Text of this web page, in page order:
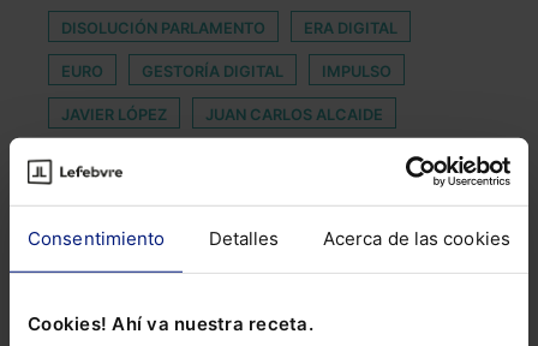
Consentimiento Detalles Acerca de las cookies
Cookies! Ahí va nuestra receta.
DISOLUCIÓN PARLAMENTO ERA DIGITAL
EURO GESTORÍA DIGITAL IMPULSO
JAVIER LÓPEZ JUAN CARLOS ALCAIDE
LEY DE BIENESTAR ANIMAL
LEY DE PROPIEDAD INTELECTUAL
MEDIDAS CONTRA LA GUERRA DE UCRANIA
PRECONCURSO PRODUCTOR FONOGRÁFICO